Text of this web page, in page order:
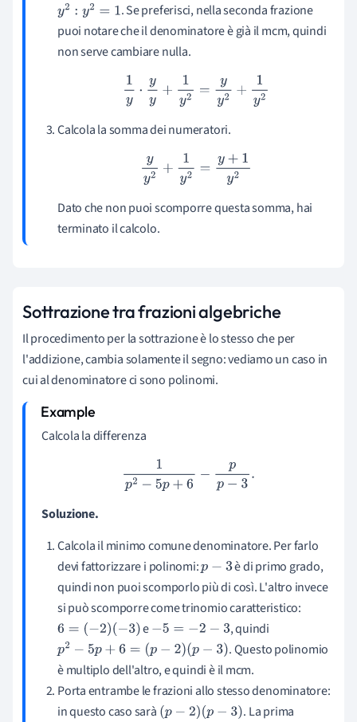
y2: y 2=1
. Se preferisci, nella seconda frazione
puoi notare che il denominatore è già il mcm, quindi
non serve cambiare nulla.
1y ⋅yy +1y2 =yy 2+1 y2
Calcola la somma dei numeratori.
y y2 +1y2 =y+1y2
Dato che non puoi scomporre questa somma, hai
terminato il calcolo.
Sottrazione tra frazioni algebriche
Il procedimento per la sottrazione è lo stesso che per
l'addizione, cambia solamente il segno: vediamo un caso in
cui al denominatore ci sono polinomi.
Calcola la differenza
1p2−5p+6 −pp−3.
Soluzione.
Calcola il minimo comune denominatore. Per farlo
devi fattorizzare i polinomi:p −3
è di primo grado,
quindi non puoi scomporlo più di così. L'altro invece
si può scomporre come trinomio caratteristico:
6=(− 2)(−3) e−5= −2− 3
, quindi
p2 −5p+6=(p −2)(p−3 )
. Questo polinomio
è multiplo dell'altro, e quindi è il mcm.
Porta entrambe le frazioni allo stesso denominatore:
in questo caso sarà (p− 2) (p−3) . La prima